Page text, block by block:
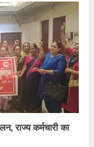
राज्य कर्मचारी का